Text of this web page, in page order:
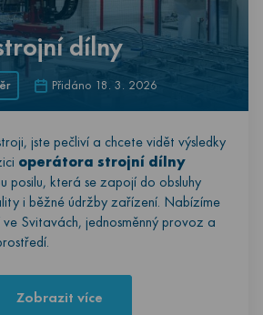
dílny
Přidáno 18. 3. 2026
jste pečliví a chcete vidět výsledky
operátora strojní dílny
posilu, která se zapojí do obsluhy
i běžné údržby zařízení. Nabízíme
ve Svitavách, jednosměnný provoz a
Zobrazit více